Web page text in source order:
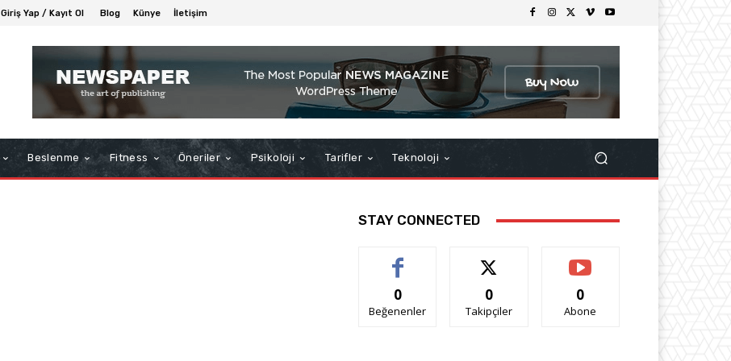
Giriş Yap / Kayıt Ol Blog Künye İletişim
Beslenme Fitness Öneriler Psikoloji Tarifler Teknoloji
STAY CONNECTED
0
Beğenenler
0
Takipçiler
0
Abone